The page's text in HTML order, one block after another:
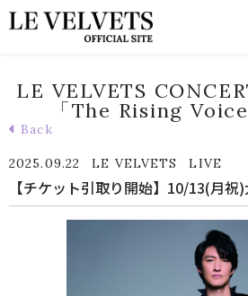
LE VELVETS
「The Rising
Back
2025.09.22 LE VELVETS LIVE
【チケット引取り開始】10/13(月祝